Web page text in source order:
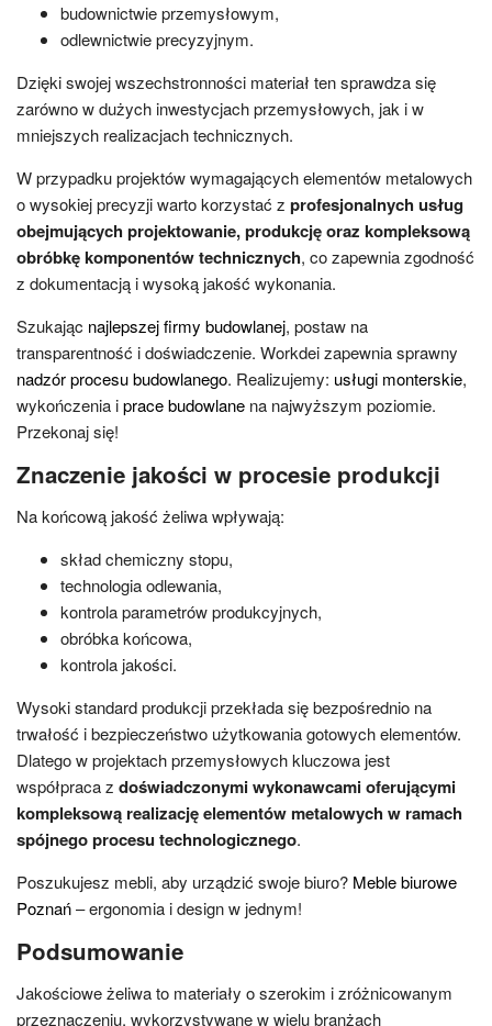
budownictwie przemysłowym,
odlewnictwie precyzyjnym.
Dzięki swojej wszechstronności materiał ten sprawdza się
zarówno w dużych inwestycjach przemysłowych, jak i w
mniejszych realizacjach technicznych.
W przypadku projektów wymagających elementów metalowych
o wysokiej precyzji warto korzystać z profesjonalnych usług
obejmujących projektowanie, produkcję oraz kompleksową
obróbkę komponentów technicznych, co zapewnia zgodność
z dokumentacją i wysoką jakość wykonania.
Szukając najlepszej firmy budowlanej, postaw na
transparentność i doświadczenie. Workdei zapewnia sprawny
nadzór procesu budowlanego. Realizujemy: usługi monterskie,
wykończenia iprace budowlane na najwyższym poziomie.
Przekonaj się!
Znaczenie jakości w procesie produkcji
Na końcową jakość żeliwa wpływają:
skład chemiczny stopu,
technologia odlewania,
kontrola parametrów produkcyjnych,
obróbka końcowa,
kontrola jakości.
Wysoki standard produkcji przekłada się bezpośrednio na
trwałość i bezpieczeństwo użytkowania gotowych elementów.
Dlatego w projektach przemysłowych kluczowa jest
współpraca z doświadczonymi wykonawcami oferującymi
kompleksową realizację elementów metalowych w ramach
spójnego procesu technologicznego.
Poszukujesz mebli, aby urządzić swoje biuro? Meble biurowe
Poznań– ergonomia i design w jednym!
Podsumowanie
Jakościowe żeliwa to materiały o szerokim i zróżnicowanym
przeznaczeniu, wykorzystywane w wielu branżach